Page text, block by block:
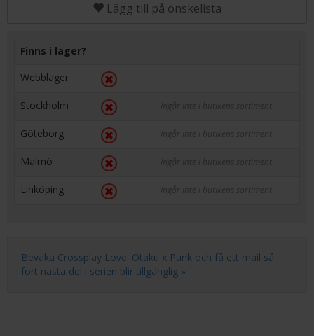
Lägg till på önskelista
Finns i lager?
Webblager
Stockholm Ingår inte i butikens sortiment
Göteborg Ingår inte i butikens sortiment
Malmö Ingår inte i butikens sortiment
Linköping Ingår inte i butikens sortiment
Bevaka Crossplay Love: Otaku x Punk och få ett mail så
fort nästa del i serien blir tillgänglig »